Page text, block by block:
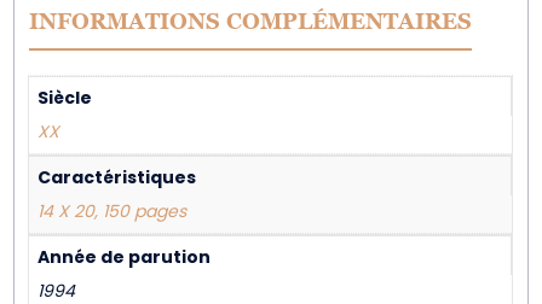
INFORMATIONS COMPLÉMENTAIRES
Siècle
XX
Caractéristiques
14 X 20, 150 pages
Année de parution
1994